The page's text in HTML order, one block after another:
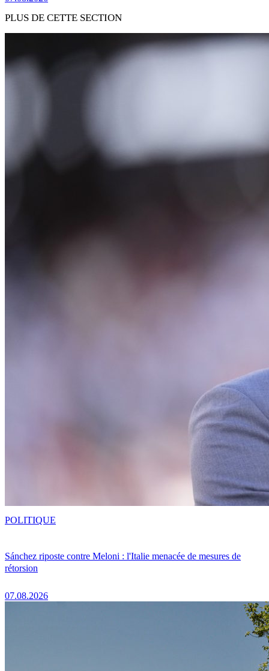
PLUS DE CETTE SECTION
Sánchez riposte contre Meloni : l'Italie menacée de mesures de
rétorsion
07.08.2026
POLITIQUE